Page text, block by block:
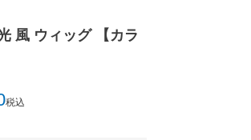
風 ウィッグ 【カラ
税込